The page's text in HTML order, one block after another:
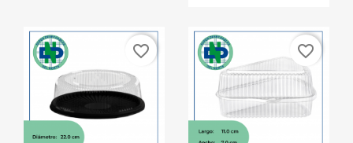
favorite_border favorite_border